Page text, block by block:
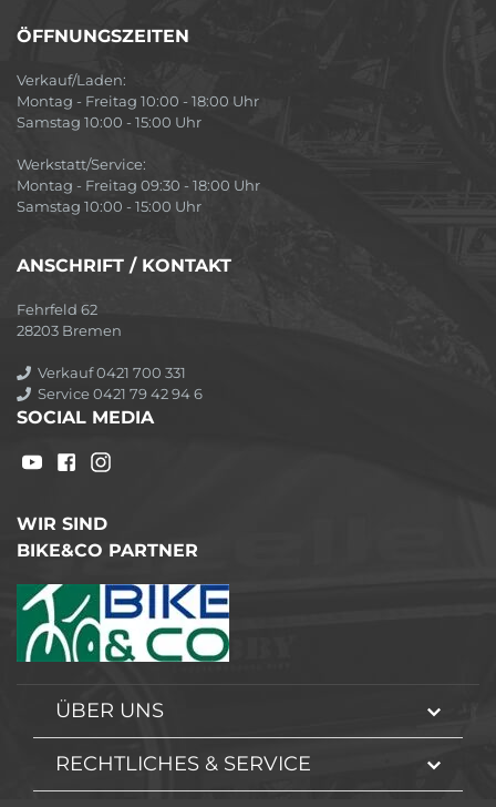
ÖFFNUNGSZEITEN
Verkauf/Laden:
Montag - Freitag 10:00 - 18:00 Uhr
Samstag 10:00 - 15:00 Uhr
Werkstatt/Service:
Montag - Freitag 09:30 - 18:00 Uhr
Samstag 10:00 - 15:00 Uhr
ANSCHRIFT / KONTAKT
Fehrfeld 62
28203 Bremen
Verkauf 0421 700 331
Service 0421 79 42 94 6
SOCIAL MEDIA
WIR SIND
BIKE&CO PARTNER
ÜBER UNS
RECHTLICHES & SERVICE